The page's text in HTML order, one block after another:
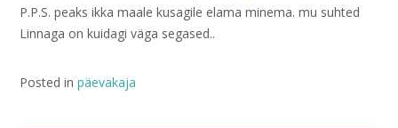
P.P.S. peaks ikka maale kusagile elama minema. mu suhted
Linnaga on kuidagi väga segased..
Posted in päevakaja